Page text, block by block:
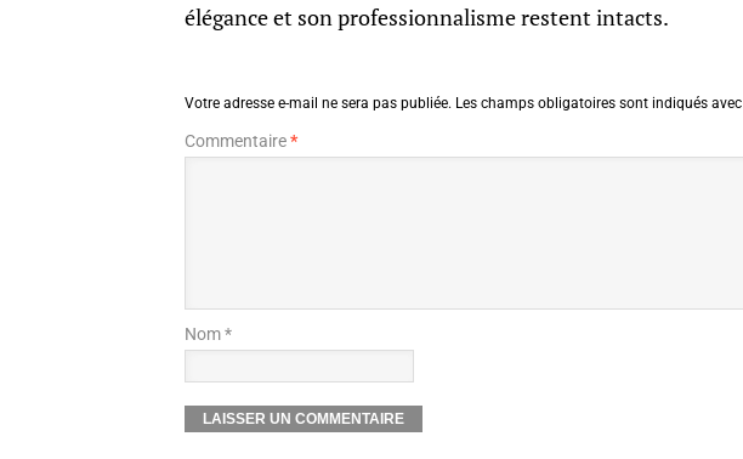
élégance et son professionnalisme restent intacts.
Votre adresse e-mail ne sera pas publiée. Les champs obligatoires sont indiqués avec
Commentaire*
Nom *